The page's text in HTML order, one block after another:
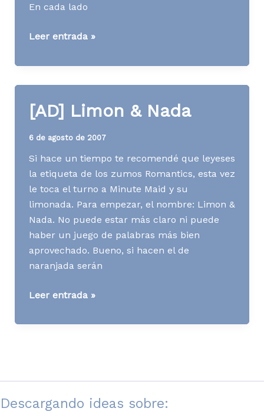
En cada lado
[AD]
en
leche
Leer entrada »
[AD] Limon & Nada
6 de agosto de 2007
Si hace un tiempo te recomendé que leyeses
la etiqueta de los zumos Romantics, esta vez
le toca el turno a Minute Maid y su
limonada. Para empezar, el nombre: Limon &
Nada. No puede estar más claro ni puede
haber un juego de palabras más bien
aprovechado. Bueno, si hacen el de
naranjada serán
[AD]
&
Leer entrada »
Descargando ideas sobre: